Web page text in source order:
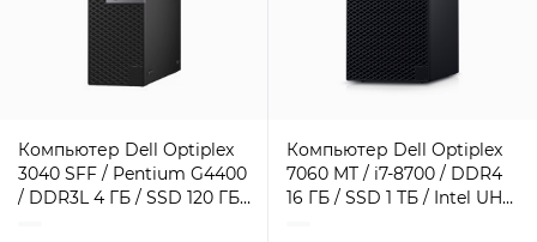
Компьютер Dell Optiplex
3040 SFF / Pentium G4400
/ DDR3L 4 ГБ / SSD 120 ГБ /
Компьютер Dell Optiplex
7060 MT / i7-8700 / DDR4
16 ГБ / SSD 1 ТБ / Intel UHD